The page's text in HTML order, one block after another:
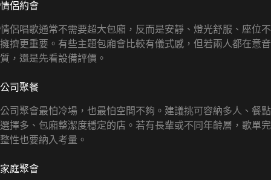
情侶約會
情侶唱歌通常不需要超大包廂，反而是安靜、燈光舒服、座位不
擁擠更重要。有些主題包廂會比較有儀式感，但若兩人都在意音
質，還是先看設備評價。
公司聚餐
公司聚會最怕冷場，也最怕空間不夠。建議挑可容納多人、餐點
選擇多、包廂整潔度穩定的店。若有長輩或不同年齡層，歌單完
整性也要納入考量。
家庭聚會